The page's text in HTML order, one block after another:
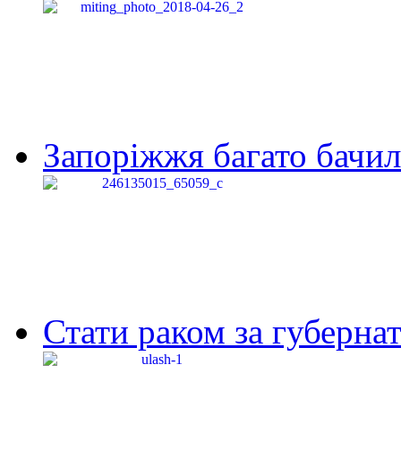
Запоріжжя багато
Стати раком за